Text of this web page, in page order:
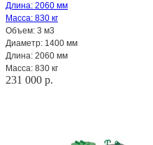
Длина: 2060 мм
Масса: 830 кг
Объем: 3 м3
Диаметр: 1400 мм
Длина: 2060 мм
Масса: 830 кг
231 000 р.